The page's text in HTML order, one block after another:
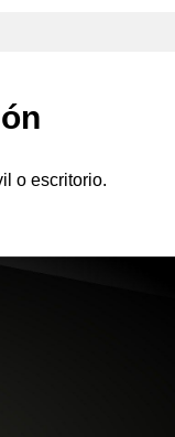
o escritorio.